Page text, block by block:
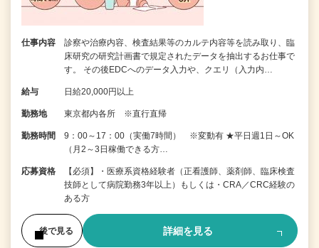
仕事内容
診察や治療内容、検査結果等のカルテ内容等を読み取り、臨
床研究の研究計画書で規定されたデータを抽出するお仕事で
す。 その後EDCへのデータ入力や、クエリ（入力内…
給与 日給20,000円以上
勤務地 東京都内各所 ※直行直帰
勤務時間
9：00～17：00（実働7時間） ※変動有 ★平日週1日～OK
（月2～3日稼働できる方…
応募資格
【必須】・医療系資格経験者（正看護師、薬剤師、臨床検査
技師として病院勤務3年以上）もしくは・CRA／CRC経験の
ある方
後で見る 詳細を見る